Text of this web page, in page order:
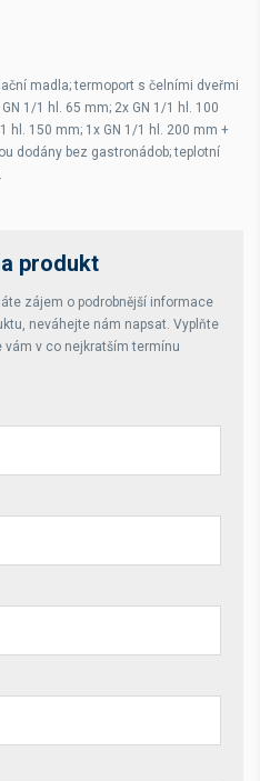
madla; termoport s čelními dveřmi
1/1 hl. 65 mm; 2x GN 1/1 hl. 100
hl. 150 mm; 1x GN 1/1 hl. 200 mm +
dodány bez gastronádob; teplotní
produkt
zájem o podrobnější informace
neváhejte nám napsat. Vyplňte
vám v co nejkratším termínu